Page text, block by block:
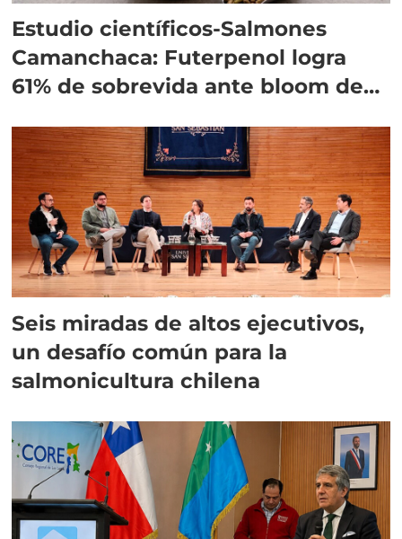
Estudio científicos-Salmones
Camanchaca: Futerpenol logra
61% de sobrevida ante bloom de
Seis miradas de altos ejecutivos,
un desafío común para la
salmonicultura chilena